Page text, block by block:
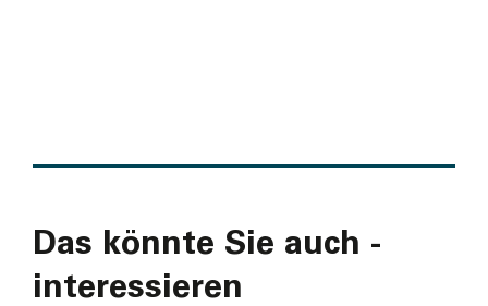
Das könnte Sie auch ­
interes­sieren